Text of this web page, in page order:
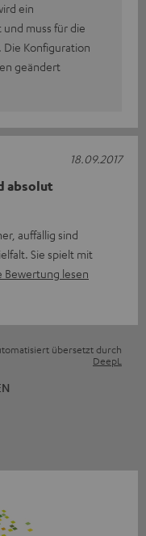
ein
muss für die
Konfiguration
geändert
absolut
auffällig sind
Sie spielt mit
Bewertung lesen
18.09.2017
übersetzt durch
DeepL